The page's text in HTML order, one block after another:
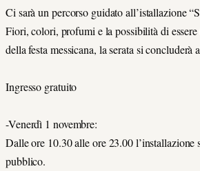
Ci sarà un percorso guidato all’istallazione
Fiori, colori, profumi e la possibilità di
della festa messicana, la serata si concluderà
Ingresso gratuito
-Venerdì 1 novembre:
Dalle ore 10.30 alle ore 23.00 l’installazione
pubblico.